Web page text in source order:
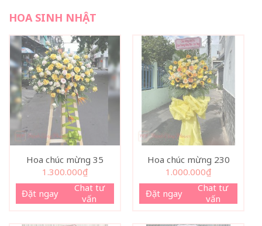
HOA SINH NHẬT
Hoa chúc mừng 35
1.300.000₫
Đặt ngay
Chat tư
vấn
Hoa chúc mừng 230
1.000.000₫
Đặt ngay
Chat tư
vấn